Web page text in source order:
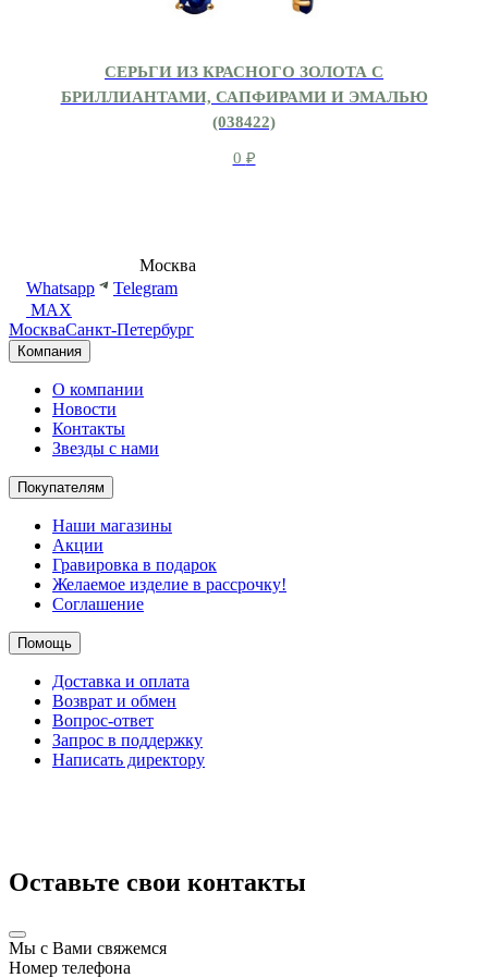
СЕРЬГИ ИЗ КРАСНОГО ЗОЛОТА С
БРИЛЛИАНТАМИ, САПФИРАМИ И ЭМАЛЬЮ
(038422)
0 ₽
Москва
Whatsapp
Telegram
MAX
МоскваСанкт-Петербург
Компания
О компании
Новости
Контакты
Звезды с нами
Покупателям
Наши магазины
Акции
Гравировка в подарок
Желаемое изделие в рассрочку!
Соглашение
Помощь
Доставка и оплата
Возврат и обмен
Вопрос-ответ
Запрос в поддержку
Написать директору
Оставьте свои контакты
Мы с Вами свяжемся
Номер телефона